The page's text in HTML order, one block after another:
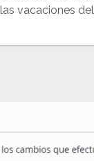
vacaciones